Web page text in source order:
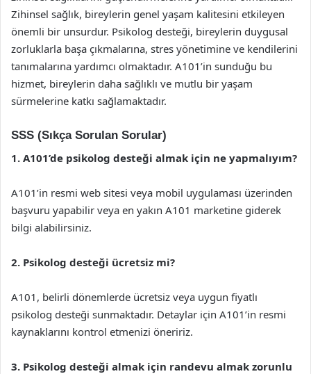
Zihinsel sağlık, bireylerin genel yaşam kalitesini etkileyen
önemli bir unsurdur. Psikolog desteği, bireylerin duygusal
zorluklarla başa çıkmalarına, stres yönetimine ve kendilerini
tanımalarına yardımcı olmaktadır. A101’in sunduğu bu
hizmet, bireylerin daha sağlıklı ve mutlu bir yaşam
sürmelerine katkı sağlamaktadır.
SSS (Sıkça Sorulan Sorular)
1. A101’de psikolog desteği almak için ne yapmalıyım?
A101’in resmi web sitesi veya mobil uygulaması üzerinden
başvuru yapabilir veya en yakın A101 marketine giderek
bilgi alabilirsiniz.
2. Psikolog desteği ücretsiz mi?
A101, belirli dönemlerde ücretsiz veya uygun fiyatlı
psikolog desteği sunmaktadır. Detaylar için A101’in resmi
kaynaklarını kontrol etmenizi öneririz.
3. Psikolog desteği almak için randevu almak zorunlu